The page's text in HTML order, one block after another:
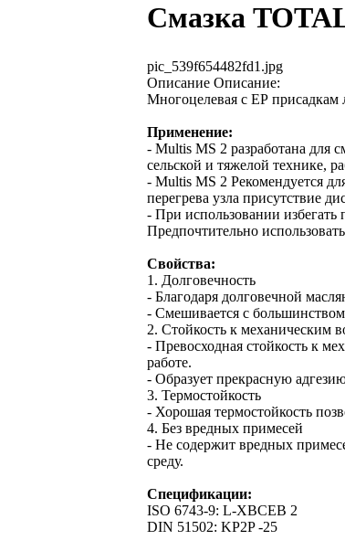
Смазка
pic_539f654482fd1.jpg
Описание Описание:
Многоцелевая с ЕР присадкам
Применение:
- Multis MS 2 разработана для
сельской и тяжелой технике,
- Multis MS 2 Рекомендуется
перегрева узла присутствие
- При использовании избегать
Предпочтительно
Свойства:
1. Долговечность
- Благодаря долговечной
- Смешивается с
2. Стойкость к механическим
- Превосходная стойкость к
работе.
- Образует прекрасную
3. Термостойкость
- Хорошая термостойкость
4. Без вредных примесей
- Не содержит вредных
среду.
Спецификации:
ISO 6743-9: L-XBСEB 2
DIN 51502: KP2P -25